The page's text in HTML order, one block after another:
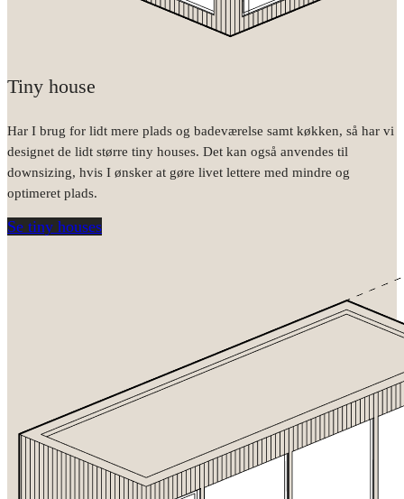
Tiny house
Har I brug for lidt mere plads og badeværelse samt køkken, så har vi
designet de lidt større tiny houses. Det kan også anvendes til
downsizing, hvis I ønsker at gøre livet lettere med mindre og
optimeret plads.
Se tiny houses